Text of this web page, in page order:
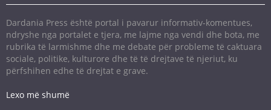
Dardania Press është portal i pavarur informativ-komentues,
ndryshe nga portalet e tjera, me lajme nga vendi dhe bota, me
rubrika të larmishme dhe me debate për probleme të caktuara
sociale, politike, kulturore dhe të të drejtave të njeriut, ku
përfshihen edhe të drejtat e grave.
Lexo më shumë